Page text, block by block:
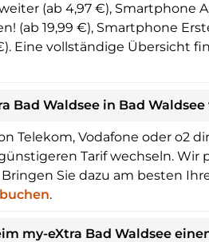
(ab 4,97 €),
(ab 19,99 €), Smartphone
Eine vollständige Übersicht
Waldsee in Bad
Telekom, Vodafone oder o2
Tarif wechseln.
Sie dazu am besten
.
my-eXtra Bad Waldsee